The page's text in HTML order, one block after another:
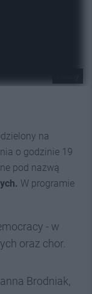
na
o godzinie 19
pod nazwą
W programie
- w
oraz chor.
Brodniak,